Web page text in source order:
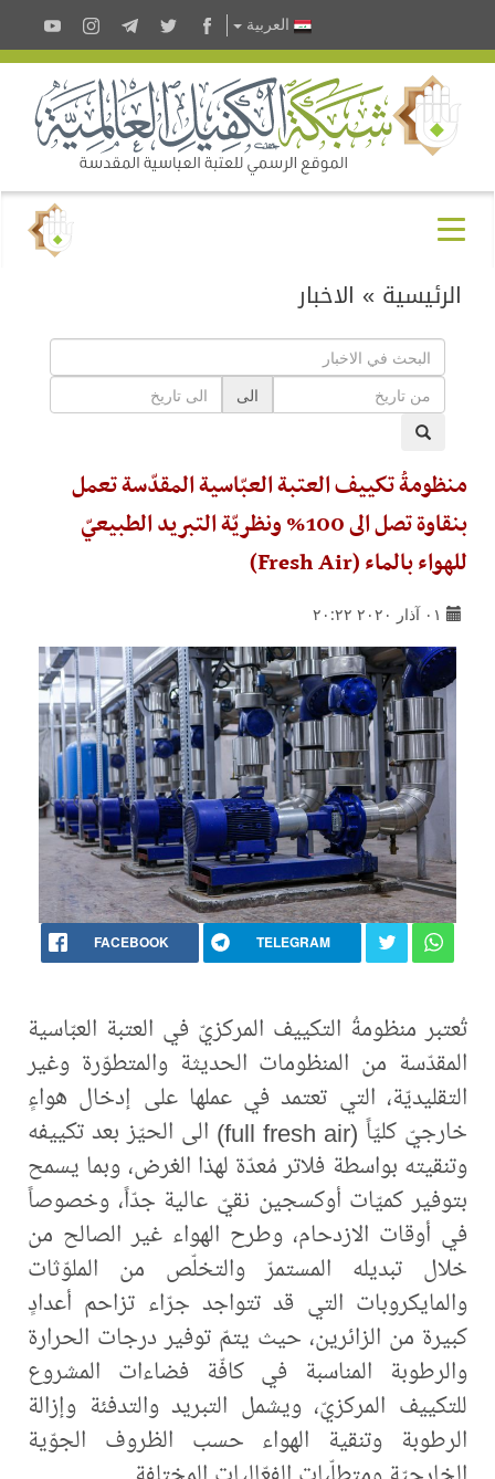
العربية
الرئيسية » الاخبار
الى
منظومةُ تكييف العتبة العبّاسية المقدّسة تعمل
بنقاوة تصل الى 100% ونظريّة التبريد الطبيعيّ
للهواء بالماء (Fresh Air)
٠١ آذار ٢٠٢٠ ٢٠:٢٢
FACEBOOK TELEGRAM
تُعتبر منظومةُ التكييف المركزيّ في العتبة العبّاسية
المقدّسة من المنظومات الحديثة والمتطوّرة وغير
التقليديّة، التي تعتمد في عملها على إدخال هواءٍ
خارجيّ كليّاً (full fresh air) الى الحيّز بعد تكييفه
وتنقيته بواسطة فلاتر مُعدّة لهذا الغرض، وبما يسمح
بتوفير كميّات أوكسجين نقيّ عالية جدّاً، وخصوصاً
في أوقات الازدحام، وطرح الهواء غير الصالح من
خلال تبديله المستمرّ والتخلّص من الملوّثات
والمايكروبات التي قد تتواجد جرّاء تزاحم أعدادٍ
كبيرة من الزائرين، حيث يتمّ توفير درجات الحرارة
والرطوبة المناسبة في كافّة فضاءات المشروع
للتكييف المركزيّ، ويشمل التبريد والتدفئة وإزالة
الرطوبة وتنقية الهواء حسب الظروف الجوّية